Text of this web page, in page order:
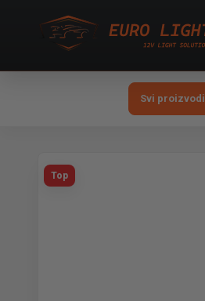
Svi proizvodi
Top